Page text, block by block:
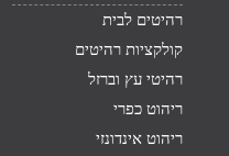
רהיטים לבית
קולקציות רהיטים
רהיטי עץ וברזל
ריהוט כפרי
ריהוט אינדונזי